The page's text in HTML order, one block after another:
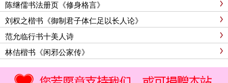
陈继儒书法册页《修身格言》
刘权之楷书《御制君子体仁足以长人论》
范允临行书十美人诗
林佶楷书《闲邪公家传》